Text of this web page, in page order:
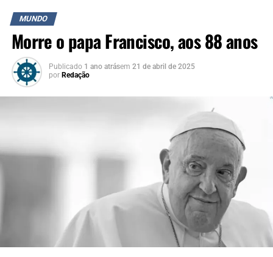
MUNDO
Morre o papa Francisco, aos 88 anos
Publicado 1 ano atrásem 21 de abril de 2025
por Redação